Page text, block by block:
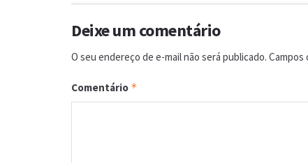
Deixe um comentário
O seu endereço de e-mail não será publicado. Campos
Comentário *